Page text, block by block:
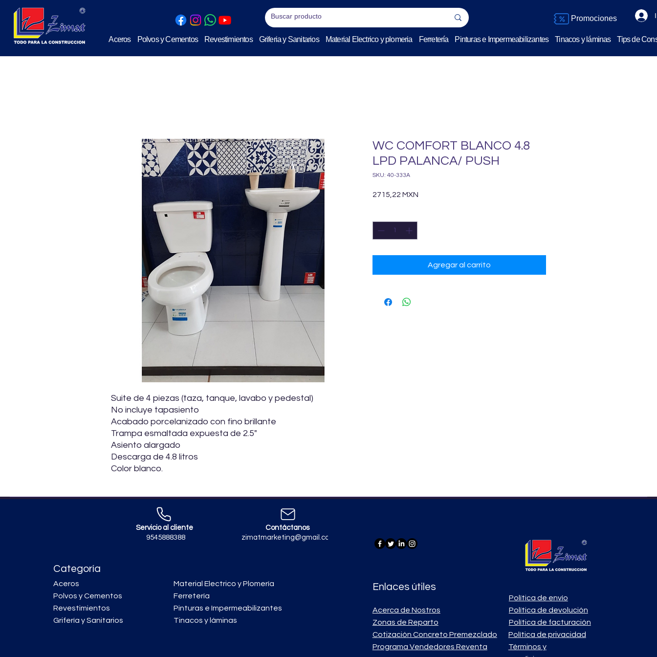
Aceros Polvos y Cementos Revestimientos Griferia y Sanitarios Material Electrico y plomeria Ferretería Pinturas e Impermeabilizantes Tinacos y láminas Tips de
Promociones
Suite de 4 piezas (taza, tanque, lavabo y pedestal)
No incluye tapasiento
Acabado porcelanizado con fino brillante
Trampa esmaltada expuesta de 2.5"
Asiento alargado
Descarga de 4.8 litros
Color blanco.
WC COMFORT BLANCO 4.8
LPD PALANCA/ PUSH
SKU: 40-333A
2715,22 MXN
Agregar al carrito
Servicio al cliente
9545888388
Contáctanos
zimatmarketing@gmail.com
Categoría
Aceros
Polvos y Cementos
Revestimientos
Grifería y Sanitarios
Material Electrico y Plomería
Ferretería
Pinturas e Impermeabilizantes
Tinacos y láminas
Enlaces útiles
Política de envío
Acerca de Nostros
Zonas de Reparto
Cotización Concreto Premezclado
Programa Vendedores Reventa
Política de devolución
Política de facturación
Política de privacidad
Términos y